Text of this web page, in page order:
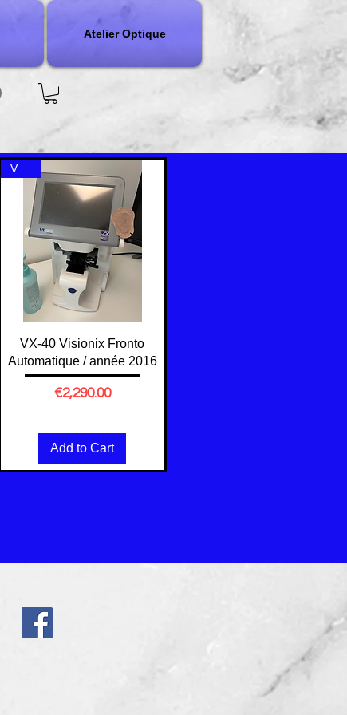
Atelier Optique
Quick View
VX-40 Visionix Fronto
Automatique / année 2016
Price
€2,290.00
Add to Cart